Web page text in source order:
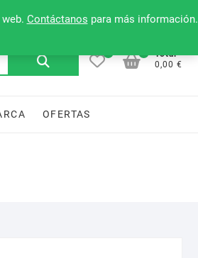
Contáctanos para más información.
Mi cuenta Lista de deseos
Buscar
Total
0,00 €
OFERTAS